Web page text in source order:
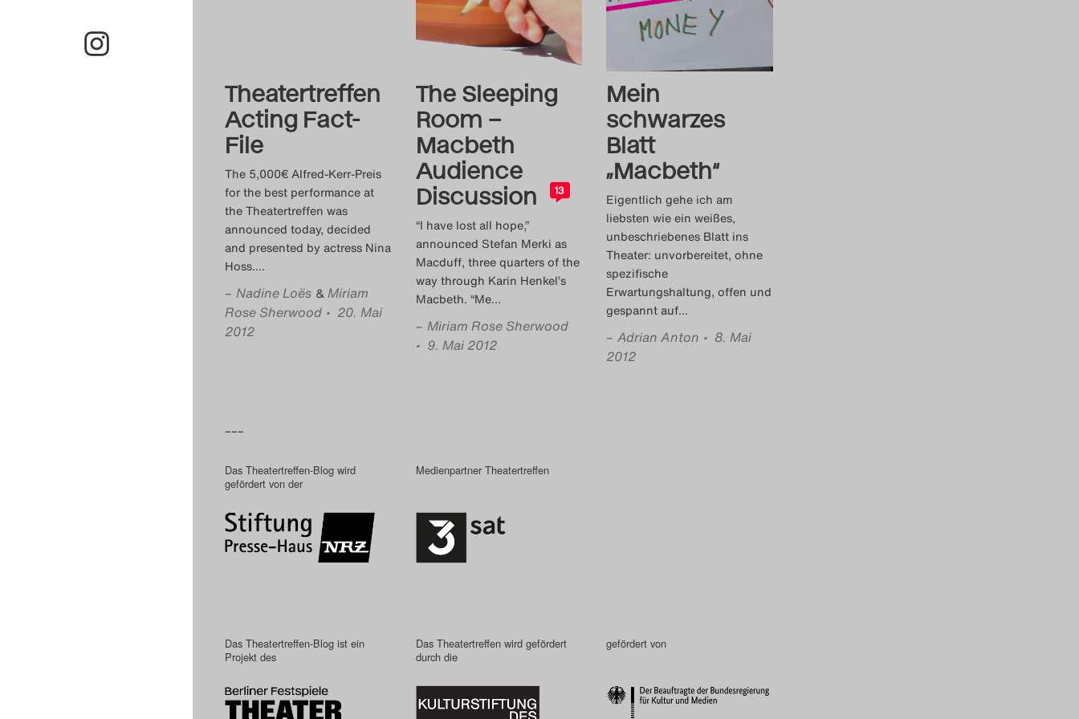
Theatertreffen
Acting Fact-
File
The 5,000€ Alfred-Kerr-Preis
for the best performance at
the Theatertreffen was
announced today, decided
and presented by actress Nina
Hoss.…
– Nadine Loës &Miriam
Rose Sherwood • 20. Mai
2012
The Sleeping
Room –
Macbeth
Audience
Discussion
13
“I have lost all hope,”
announced Stefan Merki as
Macduff, three quarters of the
way through Karin Henkel’s
Macbeth. “Me…
– Miriam Rose Sherwood
• 9. Mai 2012
Mein
schwarzes
Blatt
„Macbeth“
Eigentlich gehe ich am
liebsten wie ein weißes,
unbeschriebenes Blatt ins
Theater: unvorbereitet, ohne
spezifische
Erwartungshaltung, offen und
gespannt auf…
– Adrian Anton • 8. Mai
2012
–––
Das Theatertreffen-Blog wird
gefördert von der
Medienpartner Theatertreffen
Das Theatertreffen-Blog ist ein
Projekt des
Das Theatertreffen wird gefördert
durch die
gefördert von